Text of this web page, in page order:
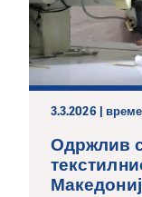
3.3.2026 |
Одржлив